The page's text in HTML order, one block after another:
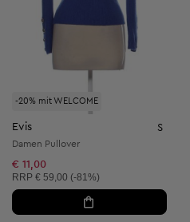
-20% mit WELCOME
Evis S
Damen Pullover
€ 11,00
Unverbindliche Preisempfehlung:
RRP € 59,00 (-81%)